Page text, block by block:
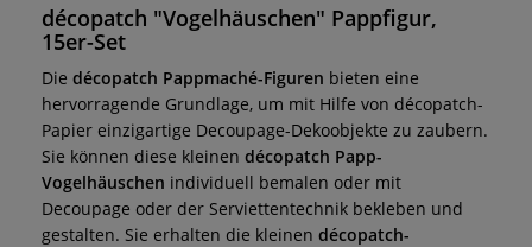
décopatch "Vogelhäuschen" Pappfigur,
15er-Set
Die décopatch Pappmaché-Figuren bieten eine
hervorragende Grundlage, um mit Hilfe von décopatch-
Papier einzigartige Decoupage-Dekoobjekte zu zaubern.
Sie können diese kleinen décopatch Papp-
Vogelhäuschen individuell bemalen oder mit
Decoupage oder der Serviettentechnik bekleben und
gestalten. Sie erhalten die kleinen décopatch-